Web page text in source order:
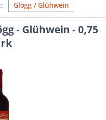
Glögg / Glühwein
- Glühwein - 0,75